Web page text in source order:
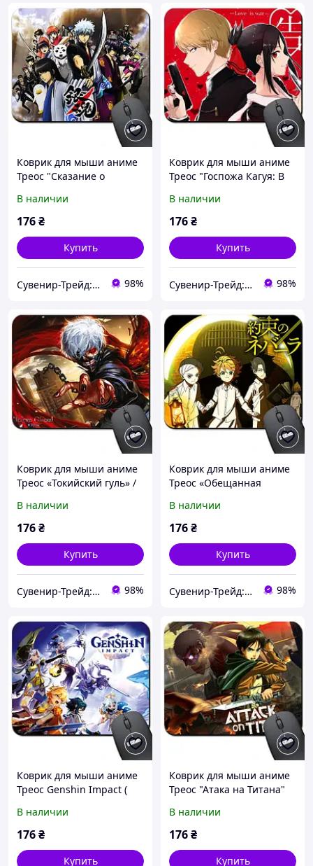
Коврик для мыши аниме
Треос "Сказание о
Benizakura ( Арт. 938008 )
В наличии
176₴
Купить
Сувенир-Трейд: изготовление и продажа сувенирной и печатной продукции. 98%
Коврик для мыши аниме
Треос "Госпожа Кагуя: В
Арт. 938009 )
В наличии
176₴
Купить
Сувенир-Трейд: изготовление и продажа сувенирной и печатной продукции. 98%
Коврик для мыши аниме
Треос «Токийский гуль» /
В наличии
176₴
Купить
Сувенир-Трейд: изготовление и продажа сувенирной и печатной продукции. 98%
Коврик для мыши аниме
Треос «Обещанная
Promised Neverland) ( Арт.
938011 )
В наличии
176₴
Купить
Сувенир-Трейд: изготовление и продажа сувенирной и печатной продукции. 98%
Коврик для мыши аниме
Треос Genshin Impact (
В наличии
176₴
Купить
Коврик для мыши аниме
Треос "Атака на Титана"
938013 )
В наличии
176₴
Купить